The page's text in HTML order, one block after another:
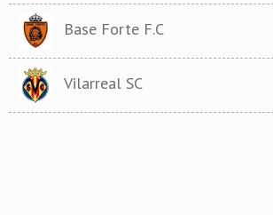
Base Forte F.C
Vilarreal SC